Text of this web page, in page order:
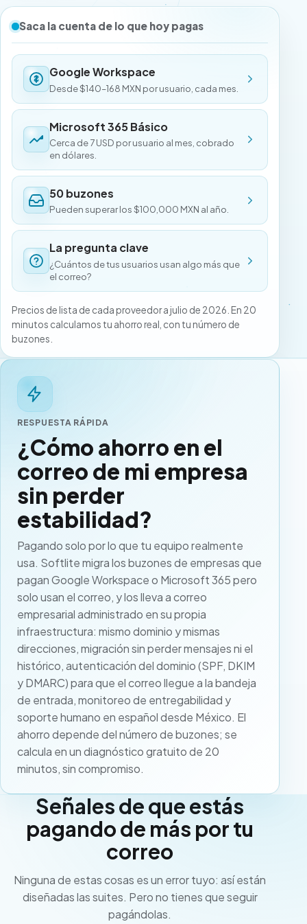
Saca la cuenta de lo que hoy pagas
Google Workspace
Desde $140–168 MXN por usuario, cada mes.
Microsoft 365 Básico
Cerca de 7 USD por usuario al mes, cobrado
en dólares.
50 buzones
Pueden superar los $100,000 MXN al año.
La pregunta clave
¿Cuántos de tus usuarios usan algo más que
el correo?
Precios de lista de cada proveedor a julio de 2026. En 20
minutos calculamos tu ahorro real, con tu número de
buzones.
RESPUESTA RÁPIDA
¿Cómo ahorro en el
correo de mi empresa
sin perder
estabilidad?
Pagando solo por lo que tu equipo realmente
usa. Softlitemigra los buzones de empresas que
pagan Google Workspace o Microsoft 365 pero
solo usan el correo, y los lleva a correo
empresarial administrado en su propia
infraestructura: mismo dominio y mismas
direcciones, migración sin perder mensajes ni el
histórico, autenticación del dominio (SPF, DKIM
y DMARC) para que el correo llegue a la bandeja
de entrada, monitoreo de entregabilidad y
soporte humano en español desde México. El
ahorro depende del número de buzones; se
calcula en un diagnóstico gratuito de 20
minutos, sin compromiso.
Señales de que estás
pagando de más por tu
correo
Ninguna de estas cosas es un error tuyo: así están
diseñadas las suites. Pero no tienes que seguir
pagándolas.